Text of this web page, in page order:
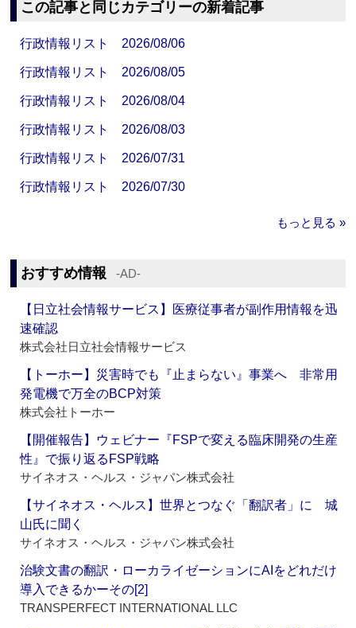
この記事と同じカテゴリーの新着記事
行政情報リスト 2026/08/06
行政情報リスト 2026/08/05
行政情報リスト 2026/08/04
行政情報リスト 2026/08/03
行政情報リスト 2026/07/31
行政情報リスト 2026/07/30
もっと見る »
おすすめ情報 ‐AD‐
【日立社会情報サービス】医療従事者が副作用情報を迅
速確認
株式会社日立社会情報サービス
【トーホー】災害時でも『止まらない』事業へ 非常用
発電機で万全のBCP対策
株式会社トーホー
【開催報告】ウェビナー『FSPで変える臨床開発の生産
性』で振り返るFSP戦略
サイネオス・ヘルス・ジャパン株式会社
【サイネオス・ヘルス】世界とつなぐ「翻訳者」に 城
山氏に聞く
サイネオス・ヘルス・ジャパン株式会社
治験文書の翻訳・ローカライゼーションにAIをどれだけ
導入できるかーその[2]
TRANSPERFECT INTERNATIONAL LLC